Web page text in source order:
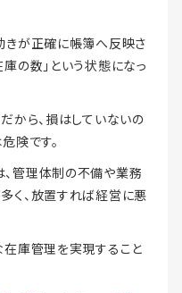
きが正確に帳簿へ反映さ
の数」という状態になっ
から、損はしていないの
険です。
管理体制の不備や業務
く、放置すれば経営に悪
在庫管理を実現すること